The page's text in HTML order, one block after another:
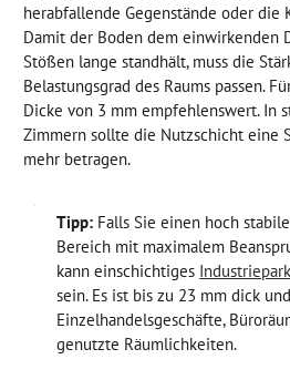
herabfallende Gegenstände oder die
Damit der Boden dem einwirkenden
Stößen lange standhält, muss die
Belastungsgrad des Raums passen.
Dicke von 3 mm empfehlenswert. In
Zimmern sollte die Nutzschicht eine
mehr betragen.
Tipp: Falls Sie einen hoch
Bereich mit maximalem
kann einschichtiges
sein. Es ist bis zu 23 mm dick
Einzelhandelsgeschäfte,
genutzte Räumlichkeiten.